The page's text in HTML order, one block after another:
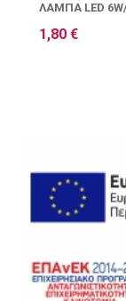
ΛΆΜΠΑ LED
1,80 €